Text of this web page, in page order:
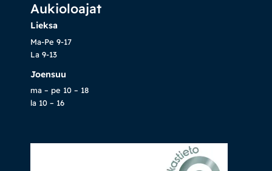
Aukioloajat
Lieksa
Ma-Pe 9-17
La 9-13
Joensuu
ma – pe 10 – 18
la 10 – 16